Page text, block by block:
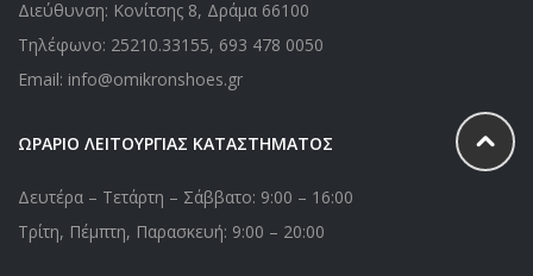
Διεύθυνση: Κονίτσης 8, Δράμα 66100
Τηλέφωνο: 25210.33155, 693 478 0050
Email: info@omikronshoes.gr
ΩΡΑΡΙΟ ΛΕΙΤΟΥΡΓΙΑΣ ΚΑΤΑΣΤΗΜΑΤΟΣ
Δευτέρα – Τετάρτη – Σάββατο: 9:00 – 16:00
Τρίτη, Πέμπτη, Παρασκευή: 9:00 – 20:00